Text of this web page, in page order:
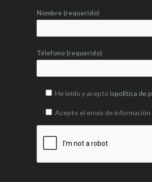
Nombre (requerido)
Télefono (requerido)
He leído y acepto lapolítica de
Acepto el envío de información